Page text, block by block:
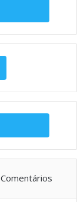
Comentários